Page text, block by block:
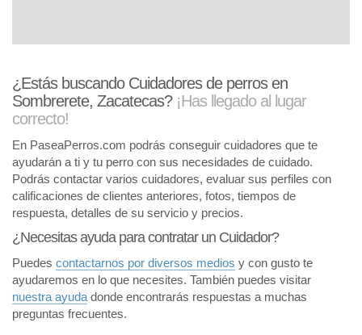
¿Estás buscando Cuidadores de perros en
Sombrerete, Zacatecas? ¡Has llegado al lugar
correcto!
En PaseaPerros.com podrás conseguir cuidadores que te
ayudarán a ti y tu perro con sus necesidades de cuidado.
Podrás contactar varios cuidadores, evaluar sus perfiles con
calificaciones de clientes anteriores, fotos, tiempos de
respuesta, detalles de su servicio y precios.
¿Necesitas ayuda para contratar un Cuidador?
Puedes contactarnos por diversos medios y con gusto te
ayudaremos en lo que necesites. También puedes visitar
nuestra ayuda donde encontrarás respuestas a muchas
preguntas frecuentes.